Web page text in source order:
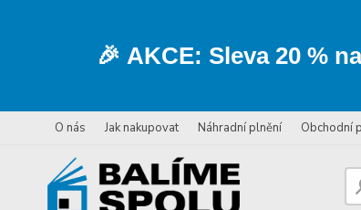
🎉 AKCE: Sleva 20 %
O nás Jak nakupovat Náhradní plnění Obchodní